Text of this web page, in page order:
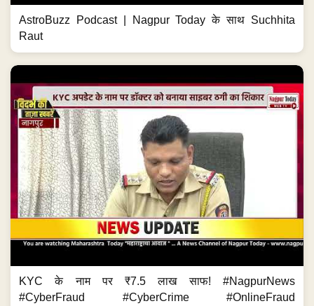
AstroBuzz Podcast | Nagpur Today के साथ Suchhita
Raut
KYC के नाम पर ₹7.5 लाख साफ! #NagpurNews
#CyberFraud #CyberCrime #OnlineFraud